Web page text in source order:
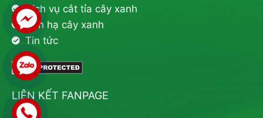
Dịch vụ cắt tỉa cây xanh
Đốn hạ cây xanh
Tin tức
LIÊN KẾT FANPAGE